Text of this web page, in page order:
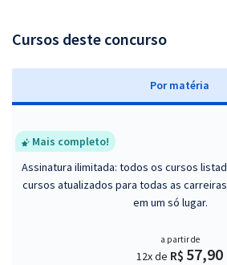
Cursos deste concurso
Por matéria
Mais completo!
Assinatura ilimitada: todos os cursos
cursos atualizados para todas as
em um só lugar.
a partir de
12x de R$ 57,90